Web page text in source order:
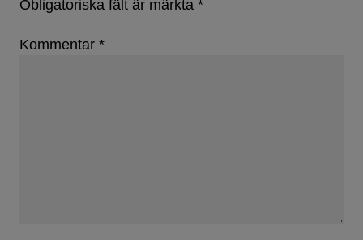
Obligatoriska fält är märkta *
Kommentar *